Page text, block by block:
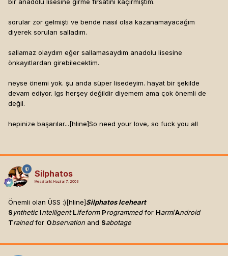
bir anadolu lisesine girme fırsatını kaçırmıştım.
sorular zor gelmişti ve bende nasıl olsa kazanamayacağım
diyerek soruları salladım.
sallamaz olaydım eğer sallamasaydım anadolu lisesine
önkayıtlardan girebilecektim.
neyse önemi yok. şu anda süper lisedeyim. hayat bir şekilde
devam ediyor. lgs herşey değildir diyemem ama çok önemli de
değil.
hepinize başarılar...[hline]So need your love, so fuck you all
Silphatos
Mesaj tarihi: Haziran 7, 2003
Önemli olan ÜSS :)[hline]Silphatos Iceheart
Synthetic Intelligent Lifeform Programmedfor Harm/Android
Trainedfor Observation and Sabotage